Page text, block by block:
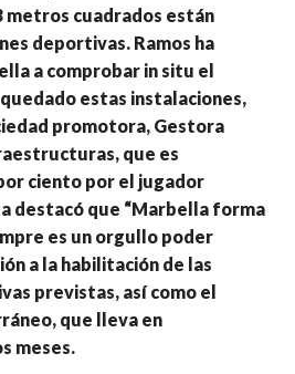
metros cuadrados están
deportivas. Ramos ha
a comprobar in situ el
estas instalaciones,
promotora, Gestora
que es
ciento por el jugador
destacó que “Marbella forma
es un orgullo poder
a la habilitación de las
previstas, así como el
que lleva en
meses.